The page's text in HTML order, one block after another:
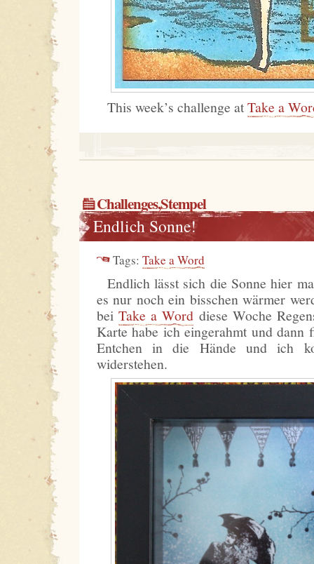
This week’s challenge atTake a
Challenges,Stempel
Endlich Sonne!
Tags: Take a Word
Endlich lässt sich die Sonne hier
es nur noch ein bisschen wärmer
bei Take a Word diese Woche
Karte habe ich eingerahmt und dann
Entchen in die Hände und ich
widerstehen.